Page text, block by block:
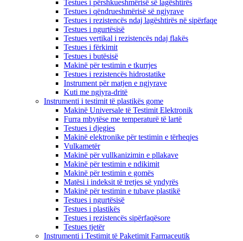
Testues i përshkueshmërisë së lagështirës
Testues i qëndrueshmërisë së ngjyrave
Testues i rezistencës ndaj lagështirës në sipërfaqe
Testues i ngurtësisë
Testues vertikal i rezistencës ndaj flakës
Testues i fërkimit
Testues i butësisë
Makinë për testimin e tkurrjes
Testues i rezistencës hidrostatike
Instrument për matjen e ngjyrave
Kuti me ngjyra-dritë
Instrumenti i testimit të plastikës gome
Makinë Universale të Testimit Elektronik
Furra mbytëse me temperaturë të lartë
Testues i djegies
Makinë elektronike për testimin e tërheqjes
Vulkametër
Makinë për vullkanizimin e pllakave
Makinë për testimin e ndikimit
Makinë për testimin e gomës
Matësi i indeksit të tretjes së yndyrës
Makinë për testimin e tubave plastikë
Testues i ngurtësisë
Testues i plastikës
Testues i rezistencës sipërfaqësore
Testues tjetër
Instrumenti i Testimit të Paketimit Farmaceutik